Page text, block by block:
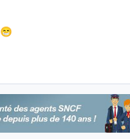
😁